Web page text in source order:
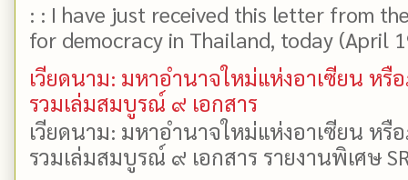
: : I have just received this letter from
for democracy in Thailand, today (April
เวียดนาม: มหาอำนาจใหม่แห่งอาเซียน ห
รวมเล่มสมบูรณ์ ๙ เอกสาร
เวียดนาม: มหาอำนาจใหม่แห่งอาเซียน ห
รวมเล่มสมบูรณ์ ๙ เอกสาร รายงานพิเศษ